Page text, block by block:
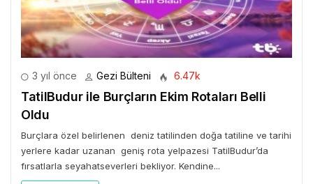
3 yıl önce Gezi Bülteni 6.47k
TatilBudur ile Burçların Ekim Rotaları Belli
Oldu
Burçlara özel belirlenen deniz tatilinden doğa tatiline ve tarihi
yerlere kadar uzanan geniş rota yelpazesi TatilBudur’da
fırsatlarla seyahatseverleri bekliyor. Kendine...